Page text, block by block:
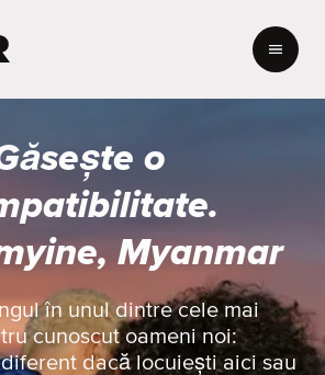
T
n
d
e
o
Myanmar
în unul dintre cele mai
cunoscut oameni noi:
dacă locuiești aici sau